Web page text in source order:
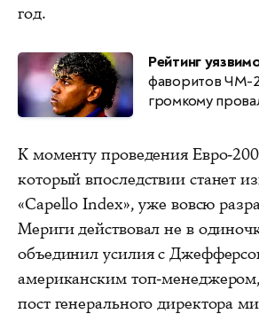
год.
Рейтинг
фаворитов ЧМ-
громкому
К моменту проведения Евро-
который впоследствии станет
«Capello Index», уже вовсю
Мериги действовал не в
объединил усилия с
американским топ-
пост генерального директора